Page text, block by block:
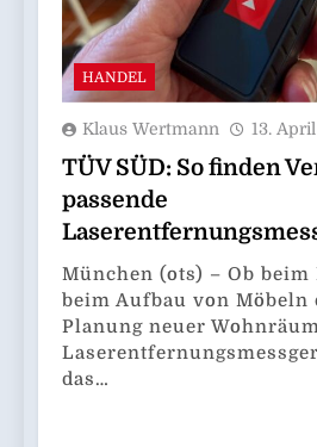
HANDEL
Klaus Wertmann 13.
TÜV SÜD: So finden
passende
München (ots) – Ob beim
beim Aufbau von Möbeln
Planung neuer
das…